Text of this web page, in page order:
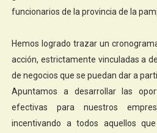
funcionarios de la provincia de la
Hemos logrado trazar un
acción, estrictamente vinculadas a
de negocios que se puedan dar a
Apuntamos a desarrollar las
efectivas para nuestros
incentivando a todos aquellos